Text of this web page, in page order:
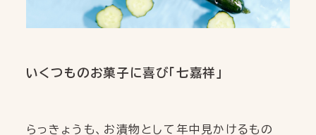
いくつものお菓子に喜び「七嘉祥」
らっきょうも、お漬物として年中見かけるもの